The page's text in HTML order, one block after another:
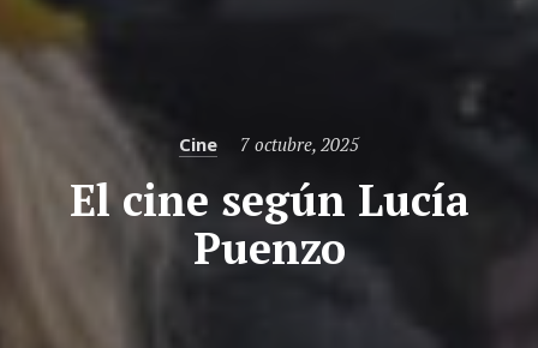
Categories
Cine
Posted
7 octubre, 2025
El cine según Lucía
Puenzo